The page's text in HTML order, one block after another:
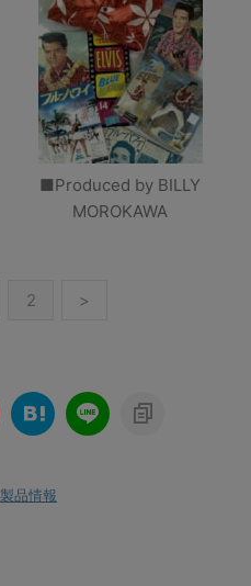
■Produced by BILLY
MOROKAWA
2 >
製品情報